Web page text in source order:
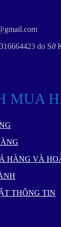
do Sở
MUA
HÀNG VÀ
THÔNG TIN